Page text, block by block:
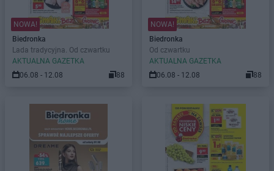
NOWA!
Biedronka
Lada tradycyjna. Od czwartku
AKTUALNA GAZETKA
06.08 - 12.08
88
NOWA!
Biedronka
Od czwartku
AKTUALNA GAZETKA
06.08 - 12.08
88